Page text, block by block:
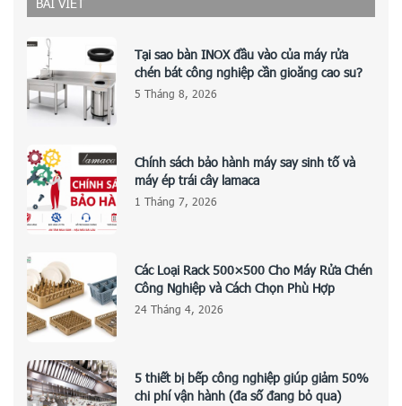
Tại sao bàn INOX đầu vào của máy rửa
chén bát công nghiệp cần gioăng cao su?
5 Tháng 8, 2026
Chính sách bảo hành máy say sinh tố và
máy ép trái cây lamaca
1 Tháng 7, 2026
Các Loại Rack 500×500 Cho Máy Rửa Chén
Công Nghiệp và Cách Chọn Phù Hợp
24 Tháng 4, 2026
5 thiết bị bếp công nghiệp giúp giảm 50%
chi phí vận hành (đa số đang bỏ qua)